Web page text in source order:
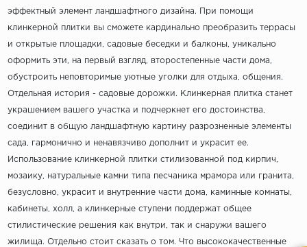
эффектный элемент ландшафтного дизайна. При помощи
клинкерной плитки вы сможете кардинально преобразить террасы
и открытые площадки, садовые беседки и балконы, уникально
оформить эти, на первый взгляд, второстепенные части дома,
обустроить неповторимые уютные уголки для отдыха, общения.
Отдельная история - садовые дорожки. Клинкерная плитка станет
украшением вашего участка и подчеркнет его достоинства,
соединит в общую ландшафтную картину разрозненные элементы
сада, гармонично и ненавязчиво дополнит и украсит ее.
Использование клинкерной плитки стилизованной под кирпич,
мозаику, натуральные камни типа песчаника мрамора или гранита,
безусловно, украсит и внутренние части дома, каминные комнаты,
кабинеты, холл, а клинкерные ступени поддержат общее
стилистические решения как внутри, так и снаружи вашего
жилища. Отдельно стоит сказать о том. Что высококачественные